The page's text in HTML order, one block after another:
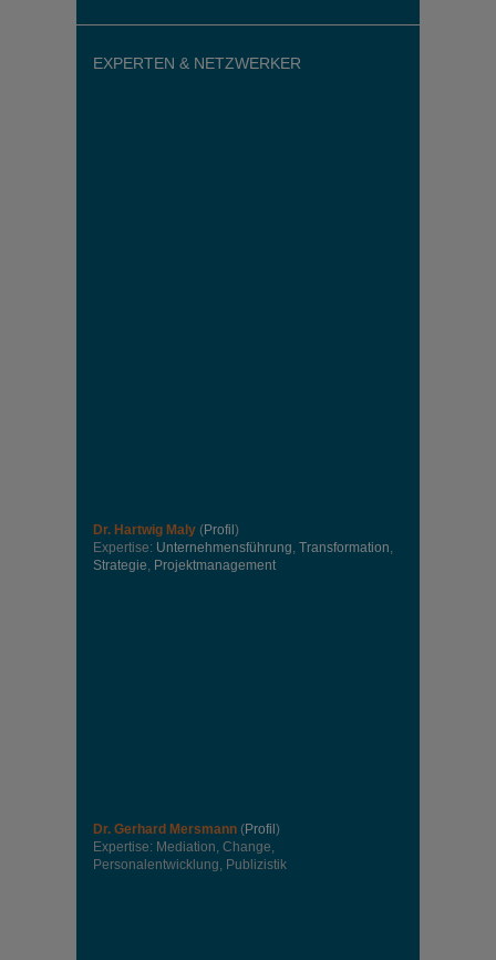
EXPERTEN & NETZWERKER
Dr. Hartwig Maly (Profil )
Expertise: Unternehmensführung, Transformation,
Strategie, Projektmanagement
Dr. Gerhard Mersmann (Profil )
Expertise: Mediation, Change,
Personalentwicklung, Publizistik